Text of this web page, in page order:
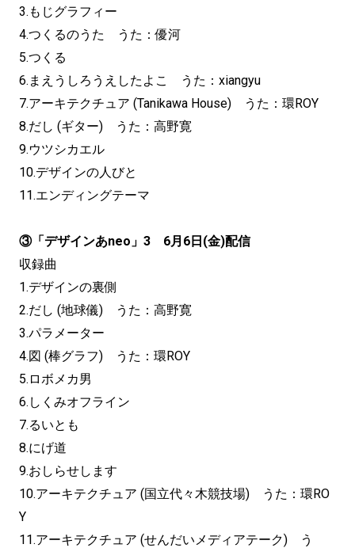
3.もじグラフィー
4.つくるのうた うた：優河
5.つくる
6.まえうしろうえしたよこ うた：xiangyu
7.アーキテクチュア (Tanikawa House) うた：環ROY
8.だし (ギター) うた：高野寛
9.ウツシカエル
10.デザインの人びと
11.エンディングテーマ
③「デザインあneo」3 6月6日(金)配信
収録曲
1.デザインの裏側
2.だし (地球儀) うた：高野寛
3.パラメーター
4.図 (棒グラフ) うた：環ROY
5.ロボメカ男
6.しくみオフライン
7.るいとも
8.にげ道
9.おしらせします
10.アーキテクチュア (国立代々木競技場) うた：環RO
Y
11.アーキテクチュア (せんだいメディアテーク) う